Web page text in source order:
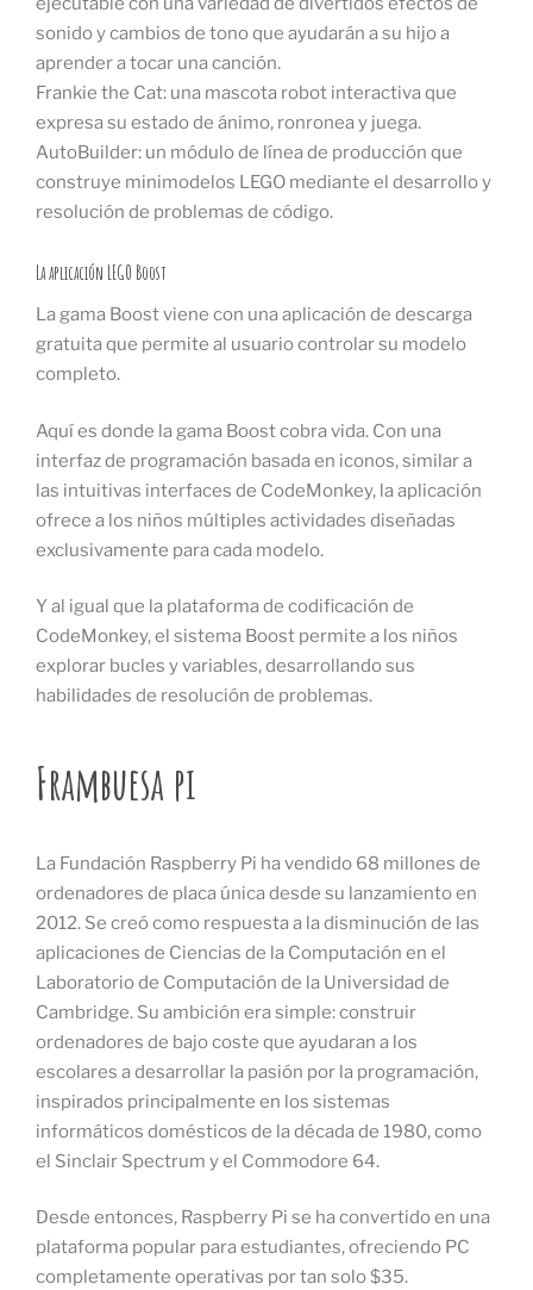
sonido y cambios de tono que ayudarán a su hijo a
aprender a tocar una canción.
Frankie the Cat: una mascota robot interactiva que
expresa su estado de ánimo, ronronea y juega.
AutoBuilder: un módulo de línea de producción que
construye minimodelos LEGO mediante el desarrollo y
resolución de problemas de código.
La aplicación LEGO Boost
La gama Boost viene con una aplicación de descarga
gratuita que permite al usuario controlar su modelo
completo.
Aquí es donde la gama Boost cobra vida. Con una
interfaz de programación basada en iconos, similar a
las intuitivas interfaces de CodeMonkey, la aplicación
ofrece a los niños múltiples actividades diseñadas
exclusivamente para cada modelo.
Y al igual que la plataforma de codificación de
CodeMonkey, el sistema Boost permite a los niños
explorar bucles y variables, desarrollando sus
habilidades de resolución de problemas.
Frambuesa pi
La Fundación Raspberry Pi ha vendido 68 millones de
ordenadores de placa única desde su lanzamiento en
2012. Se creó como respuesta a la disminución de las
aplicaciones de Ciencias de la Computación en el
Laboratorio de Computación de la Universidad de
Cambridge. Su ambición era simple: construir
ordenadores de bajo coste que ayudaran a los
escolares a desarrollar la pasión por la programación,
inspirados principalmente en los sistemas
informáticos domésticos de la década de 1980, como
el Sinclair Spectrum y el Commodore 64.
Desde entonces, Raspberry Pi se ha convertido en una
plataforma popular para estudiantes, ofreciendo PC
completamente operativas por tan solo $35.